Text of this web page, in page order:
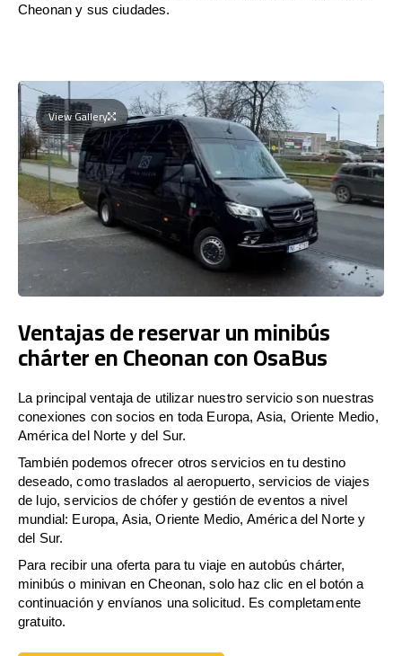
Cheonan y sus ciudades.
View Gallery
Ventajas de reservar un minibús
chárter en Cheonan con OsaBus
La principal ventaja de utilizar nuestro servicio son nuestras
conexiones con socios en toda Europa, Asia, Oriente Medio,
América del Norte y del Sur.
También podemos ofrecer otros servicios en tu destino
deseado, como traslados al aeropuerto, servicios de viajes
de lujo, servicios de chófer y gestión de eventos a nivel
mundial: Europa, Asia, Oriente Medio, América del Norte y
del Sur.
Para recibir una oferta para tu viaje en autobús chárter,
minibús o minivan en Cheonan, solo haz clic en el botón a
continuación y envíanos una solicitud. Es completamente
gratuito.